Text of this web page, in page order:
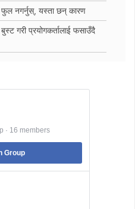
फुल नगर्नुस्, यस्ता छन् कारण
गरी प्रयोगकर्तालाई फसाउँदै
· 16 members
Group